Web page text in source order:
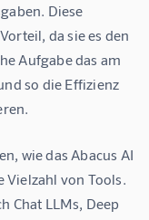
Diese
da sie es den
Aufgabe das am
so die Effizienz
wie das Abacus AI
von Tools.
Chat LLMs, Deep